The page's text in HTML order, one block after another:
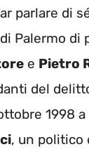
parlare di
Palermo di
e Pietro
del
1998 a
, un politico